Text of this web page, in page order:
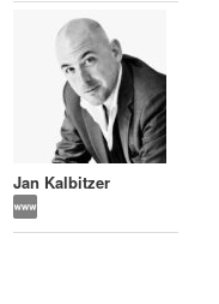
Jan Kalbitzer